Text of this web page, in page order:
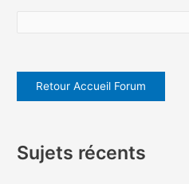
Retour Accueil Forum
Sujets récents